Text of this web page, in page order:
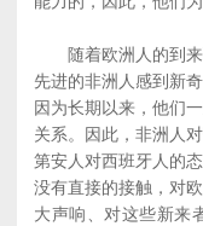
随着欧洲人的到来
先进的非洲人感到新
因为长期以来，他们
关系。因此，非洲人
第安人对西班牙人的
没有直接的接触，对
大声响、对这些新